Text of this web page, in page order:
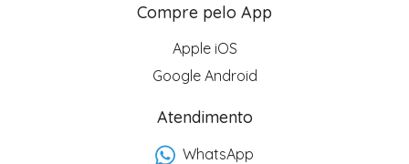
Compre pelo App
Apple iOS
Google Android
Atendimento
WhatsApp